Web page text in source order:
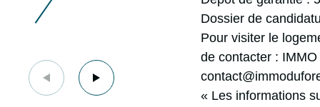
Dossier de
Pour visiter le
de contacter :
« Les informations